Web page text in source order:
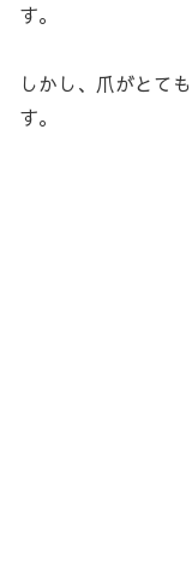
す。
しかし、爪がとて
す。